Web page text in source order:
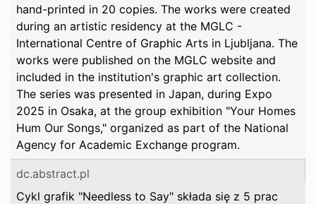
hand-printed in 20 copies. The works were created
during an artistic residency at the MGLC -
International Centre of Graphic Arts in Ljubljana. The
works were published on the MGLC website and
included in the institution's graphic art collection.
The series was presented in Japan, during Expo
2025 in Osaka, at the group exhibition "Your Homes
Hum Our Songs," organized as part of the National
Agency for Academic Exchange program.
dc.abstract.pl
Cykl grafik "Needless to Say" składa się z 5 prac